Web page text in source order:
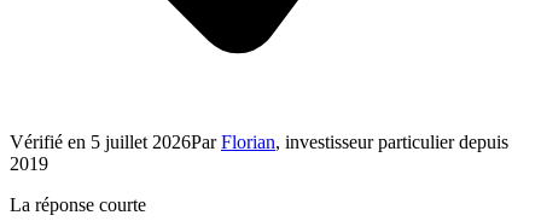
Vérifié en 5 juillet 2026Par Florian, investisseur particulier depuis
2019
La réponse courte